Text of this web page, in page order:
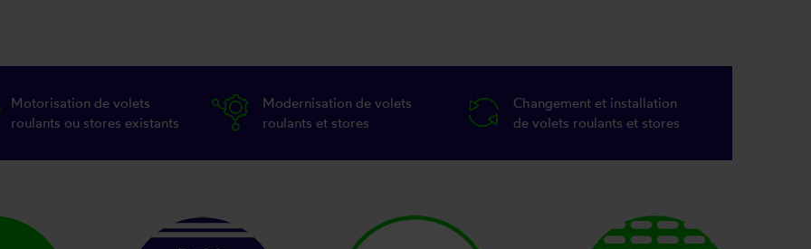
Motorisation de volets
roulants ou stores existants
Modernisation de volets
roulants et stores
Changement et installation
de volets roulants et stores